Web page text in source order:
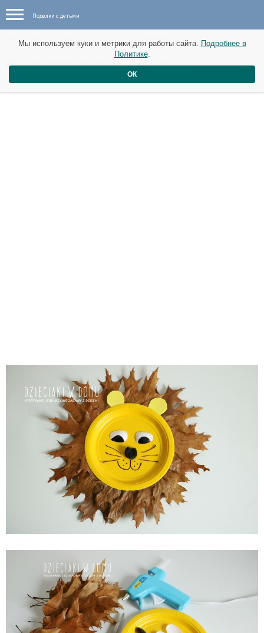
Поделки с детьми
Поделки с детьми - идеи - 13 октября
Осенняя поделка «львёнок»
Мы используем куки и метрики для работы сайта. Подробнее в
Политике.
ОК